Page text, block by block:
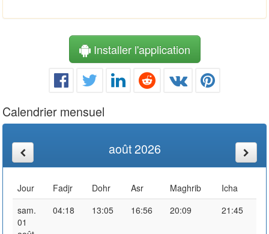
Installer l'application
Calendrier mensuel
août 2026
Jour Fadjr Dohr Asr Maghrib
Icha
sam.
01
04:18 13:05 16:56 20:09 21:45